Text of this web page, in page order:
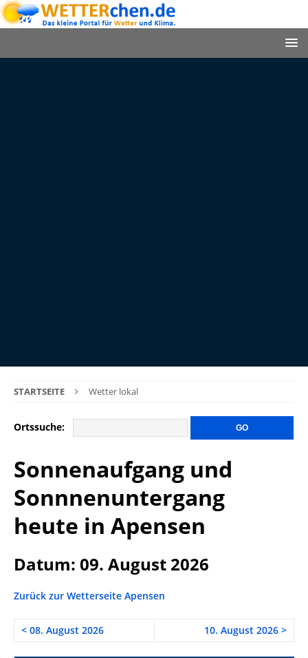
STARTSEITE Wetter lokal
Ortssuche:
Sonnenaufgang und
Sonnnenuntergang
heute in Apensen
Datum: 09. August 2026
Zurück zur Wetterseite Apensen
< 08. August 2026 10. August 2026 >